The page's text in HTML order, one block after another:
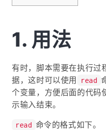
用法
有时，脚本需要在执行过
据，这时可以使用
read
个变量，方便后面的代码
示输入结束。
read 命令的格式如下。